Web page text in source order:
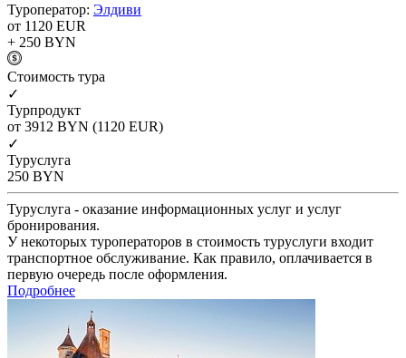
Туроператор: Элдиви
от 1120 EUR
+ 250 BYN
Cтоимость тура
✓
Турпродукт
от 3912 BYN (1120 EUR)
✓
Туруслуга
250 BYN
Туруслуга - оказание информационных услуг и услуг
бронирования.
У некоторых туроператоров в стоимость туруслуги входит
транспортное обслуживание. Как правило, оплачивается в
первую очередь после оформления.
Подробнее